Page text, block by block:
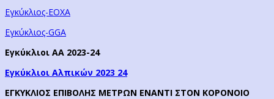
Εγκύκλιος-EOXA
Εγκύκλιος-GGA
Εγκύκλιοι ΑΑ 2023-24
Εγκύκλιοι Αλπικών 2023 24
ΕΓΚΥΚΛΙΟΣ ΕΠΙΒΟΛΗΣ ΜΕΤΡΩΝ ΕΝΑΝΤΙ ΣΤΟΝ ΚΟΡΟΝΟΙΟ